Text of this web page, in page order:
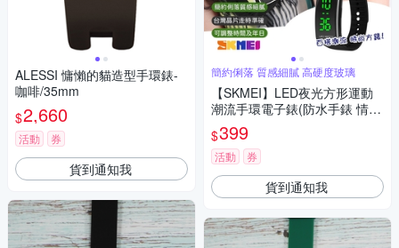
ALESSI 慵懶的貓造型手環錶-
咖啡/35mm
$2,660
活動 券
貨到通知我
簡約俐落 質感細膩 高硬度玻璃
【SKMEI】LED夜光方形運動
潮流手環電子錶(防水手錶 情侶
錶 大字手錶 學生錶 運動錶 簡
約手錶/1119BBK)
$399
活動 券
貨到通知我